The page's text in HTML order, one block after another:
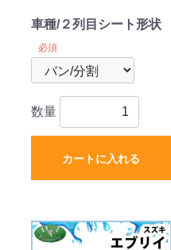
車種/２列目シート形状
必須
数量
カートに入れる